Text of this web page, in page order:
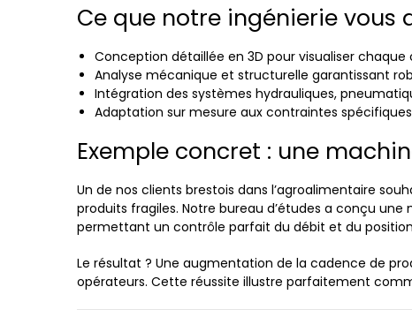
Ce que notre ingénierie vous
Conception détaillée en 3D pour visualiser
Analyse mécanique et structurelle garantissant
Intégration des systèmes hydrauliques,
Adaptation sur mesure aux contraintes
Exemple concret : une
Un de nos clients brestois dans l’agroalimentaire
produits fragiles. Notre bureau d’études a conçu
permettant un contrôle parfait du débit et du
Le résultat ? Une augmentation de la cadence de
opérateurs. Cette réussite illustre parfaitement